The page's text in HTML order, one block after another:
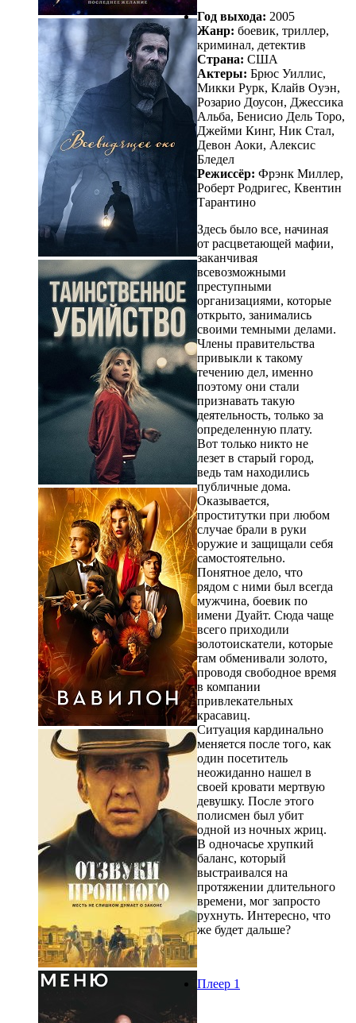
Год выхода: 2005
Жанр: боевик, триллер,
криминал, детектив
Страна: США
Актеры: Брюс Уиллис,
Микки Рурк, Клайв Оуэн,
Розарио Доусон, Джессика
Альба, Бенисио Дель Торо,
Джейми Кинг, Ник Стал,
Девон Аоки, Алексис
Бледел
Режиссёр: Фрэнк Миллер,
Роберт Родригес, Квентин
Тарантино
Здесь было все, начиная
от расцветающей мафии,
заканчивая
всевозможными
преступными
организациями, которые
открыто, занимались
своими темными делами.
Члены правительства
привыкли к такому
течению дел, именно
поэтому они стали
признавать такую
деятельность, только за
определенную плату.
Вот только никто не
лезет в старый город,
ведь там находились
публичные дома.
Оказывается,
проститутки при любом
случае брали в руки
оружие и защищали себя
самостоятельно.
Понятное дело, что
рядом с ними был всегда
мужчина, боевик по
имени Дуайт. Сюда чаще
всего приходили
золотоискатели, которые
там обменивали золото,
проводя свободное время
в компании
привлекательных
красавиц.
Ситуация кардинально
меняется после того, как
один посетитель
неожиданно нашел в
своей кровати мертвую
девушку. После этого
полисмен был убит
одной из ночных жриц.
В одночасье хрупкий
баланс, который
выстраивался на
протяжении длительного
времени, мог запросто
рухнуть. Интересно, что
же будет дальше?
Плеер 1